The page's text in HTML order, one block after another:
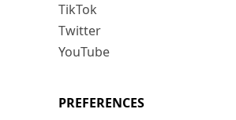
TikTok
Twitter
YouTube
PREFERENCES